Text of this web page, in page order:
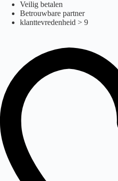
Pride Jazzy Zero Turn
naar
Veilig betalen
Betrouwbare partner
klanttevredenheid > 9